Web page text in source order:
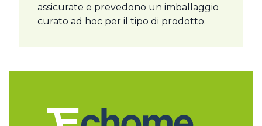
assicurate e prevedono un imballaggio
curato ad hoc per il tipo di prodotto.